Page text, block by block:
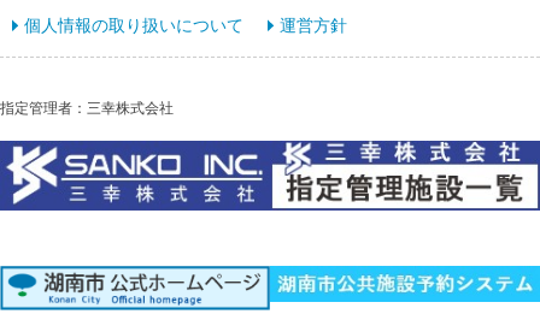
個人情報の取り扱いについて 運営方針
指定管理者：三幸株式会社